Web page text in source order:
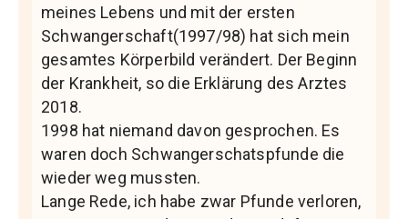
meines Lebens und mit der ersten
Schwangerschaft(1997/98) hat sich mein
gesamtes Körperbild verändert. Der Beginn
der Krankheit, so die Erklärung des Arztes
2018.
1998 hat niemand davon gesprochen. Es
waren doch Schwangerschatspfunde die
wieder weg mussten.
Lange Rede, ich habe zwar Pfunde verloren,